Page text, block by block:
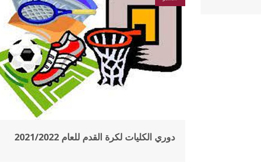
دوري الكليات لكرة القدم للعام 2021/2022